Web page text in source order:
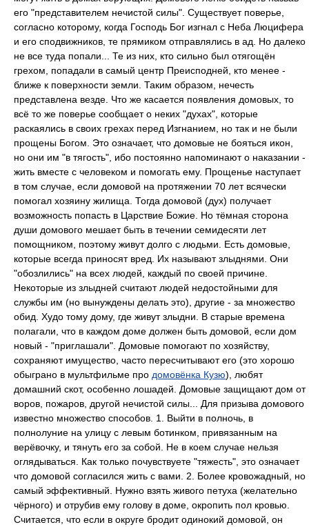
его "представителем нечистой силы". Существует поверье,
согласно которому, когда Господь Бог изгнал с Неба Люцифера
и его сподвижников, те прямиком отправлялись в ад. Но далеко
не все туда попали... Те из них, кто сильно был отягощён
грехом, попадали в самый центр Преисподней, кто менее -
ближе к поверхности земли. Таким образом, нечесть
представлена везде. Что же касается появления домовых, то
всё то же поверье сообщает о неких "духах", которые
раскаялись в своих грехах перед Изгнанием, но так и не были
прощены Богом. Это означает, что домовые не бояться икон,
но они им "в тягость", ибо постоянно напоминают о наказании -
жить вместе с человеком и помогать ему. Прощенье наступает
в том случае, если домовой на протяжении 70 лет всячески
помогал хозяину жилища. Тогда домовой (дух) получает
возможность попасть в Царствие Божие. Но тёмная сторона
души домового мешает быть в течении семидесяти лет
помощником, поэтому живут долго с людьми. Есть домовые,
которые всегда приносят вред. Их называют злыднями. Они
"обозлились" на всех людей, каждый по своей причине.
Некоторые из злыдней считают людей недостойными для
службы им (но вынуждены делать это), другие - за множество
обид. Худо тому дому, где живут злыдни. В старые времена
полагали, что в каждом доме должен быть домовой, если дом
новый - "приглашали". Домовые помогают по хозяйству,
сохраняют имущество, часто пересчитывают его (это хорошо
обыграно в мультфильме про домовёнка Кузю), любят
домашний скот, особенно лошадей. Домовые защищают дом от
воров, пожаров, другой нечистой силы... Для призыва домового
известно множество способов. 1. Выйти в полночь, в
полнолуние на улицу с левым ботинком, привязанным на
верёвочку, и тянуть его за собой. Не в коем случае нельзя
оглядываться. Как только почувствуете "тяжесть", это означает
что домовой согласился жить с вами. 2. Более кровожадный, но
самый эффективный. Нужно взять живого петуха (желательно
чёрного) и отрубив ему голову в доме, окропить пол кровью.
Считается, что если в округе бродит одинокий домовой, он